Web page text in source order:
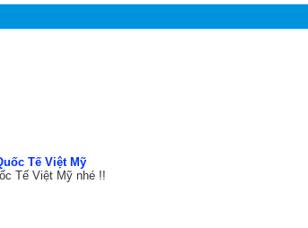
Tế Việt Mỹ
Tế Việt Mỹ nhé !!